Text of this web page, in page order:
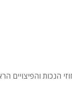
והפיצויים